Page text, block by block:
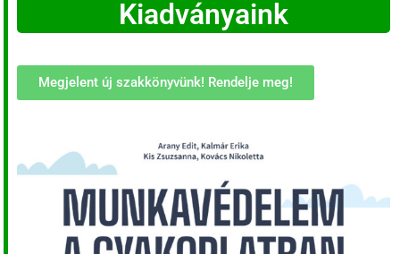
Kiadványaink
Megjelent új szakkönyvünk! Rendelje meg!